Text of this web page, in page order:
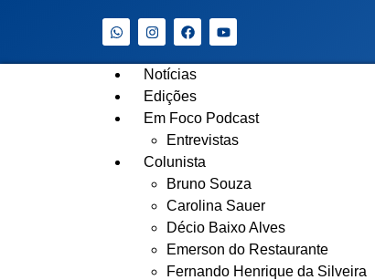
Notícias
Edições
Em Foco Podcast
Entrevistas
Colunista
Bruno Souza
Carolina Sauer
Décio Baixo Alves
Emerson do Restaurante
Fernando Henrique da Silveira